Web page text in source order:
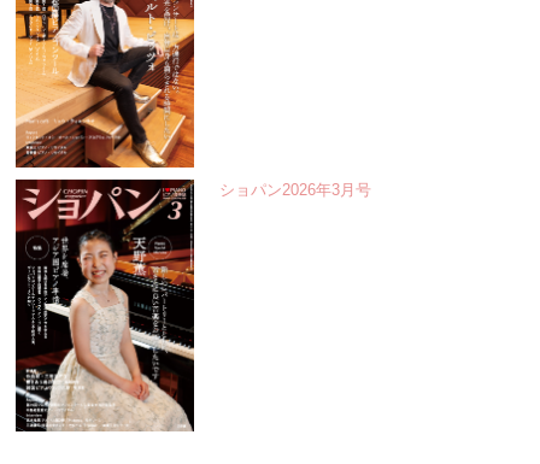
ショパン2026年3月号